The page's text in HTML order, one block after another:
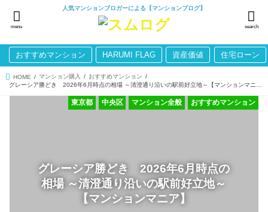
人気マンションブロガーによる【マンションブログ】
search
menu
おすすめマンション HARUMI FLAG 資産価値 住宅ローン
HOME マンション購入
おすすめマンション
グレーシア勝どき 2026年6月時点の
相場 ～清澄通り沿いの駅前好立地～
【マンションマニア】
おすすめマンション
マンション全般
中央区
東京都